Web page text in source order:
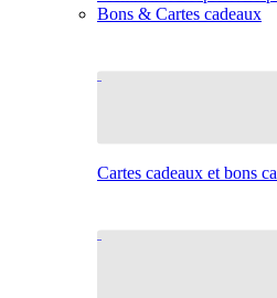
Bons & Cartes cadeaux
Cartes cadeaux et bons